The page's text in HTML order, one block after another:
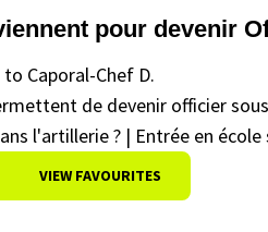
pour devenir
Caporal-Chef D.
de devenir officier
l'artillerie ? | Entrée en
VIEW FAVOURITES